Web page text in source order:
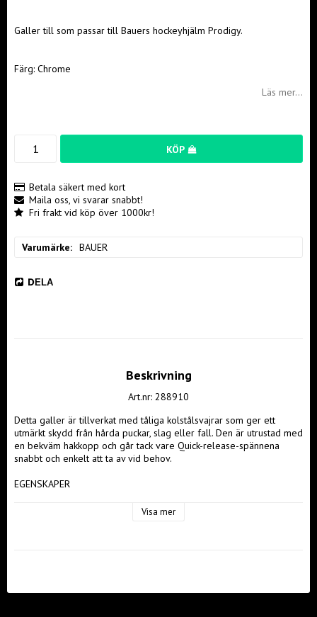
Galler till som passar till Bauers hockeyhjälm Prodigy.
Färg: Chrome
Läs mer...
KÖP
Betala säkert med kort
Maila oss, vi svarar snabbt!
Fri frakt vid köp över 1000kr!
Varumärke BAUER
DELA
Beskrivning
Art.nr: 288910
Detta galler är tillverkat med tåliga kolstålsvajrar som ger ett
utmärkt skydd från hårda puckar, slag eller fall. Den är utrustad med
en bekväm hakkopp och går tack vare Quick-release-spännena
snabbt och enkelt att ta av vid behov.
EGENSKAPER
Visa mer